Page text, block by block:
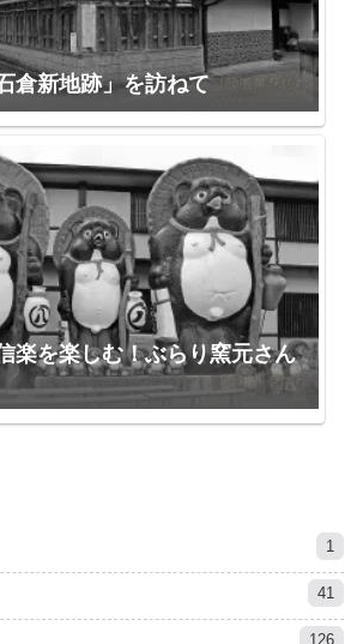
倉新地跡」を訪ねて
楽を楽しむ！ぶらり窯元さん
1
41
126